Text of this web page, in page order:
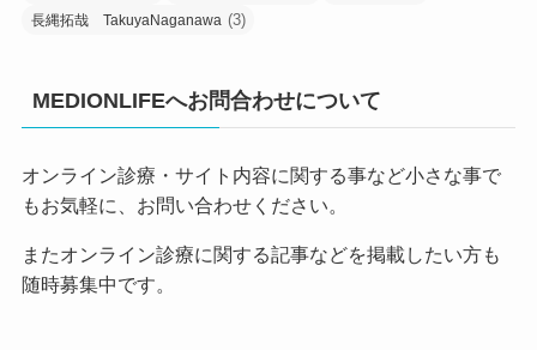
長縄拓哉 TakuyaNaganawa (3)
MEDIONLIFEへお問合わせについて
オンライン診療・サイト内容に関する事など小さな事で
もお気軽に、お問い合わせください。
またオンライン診療に関する記事などを掲載したい方も
随時募集中です。